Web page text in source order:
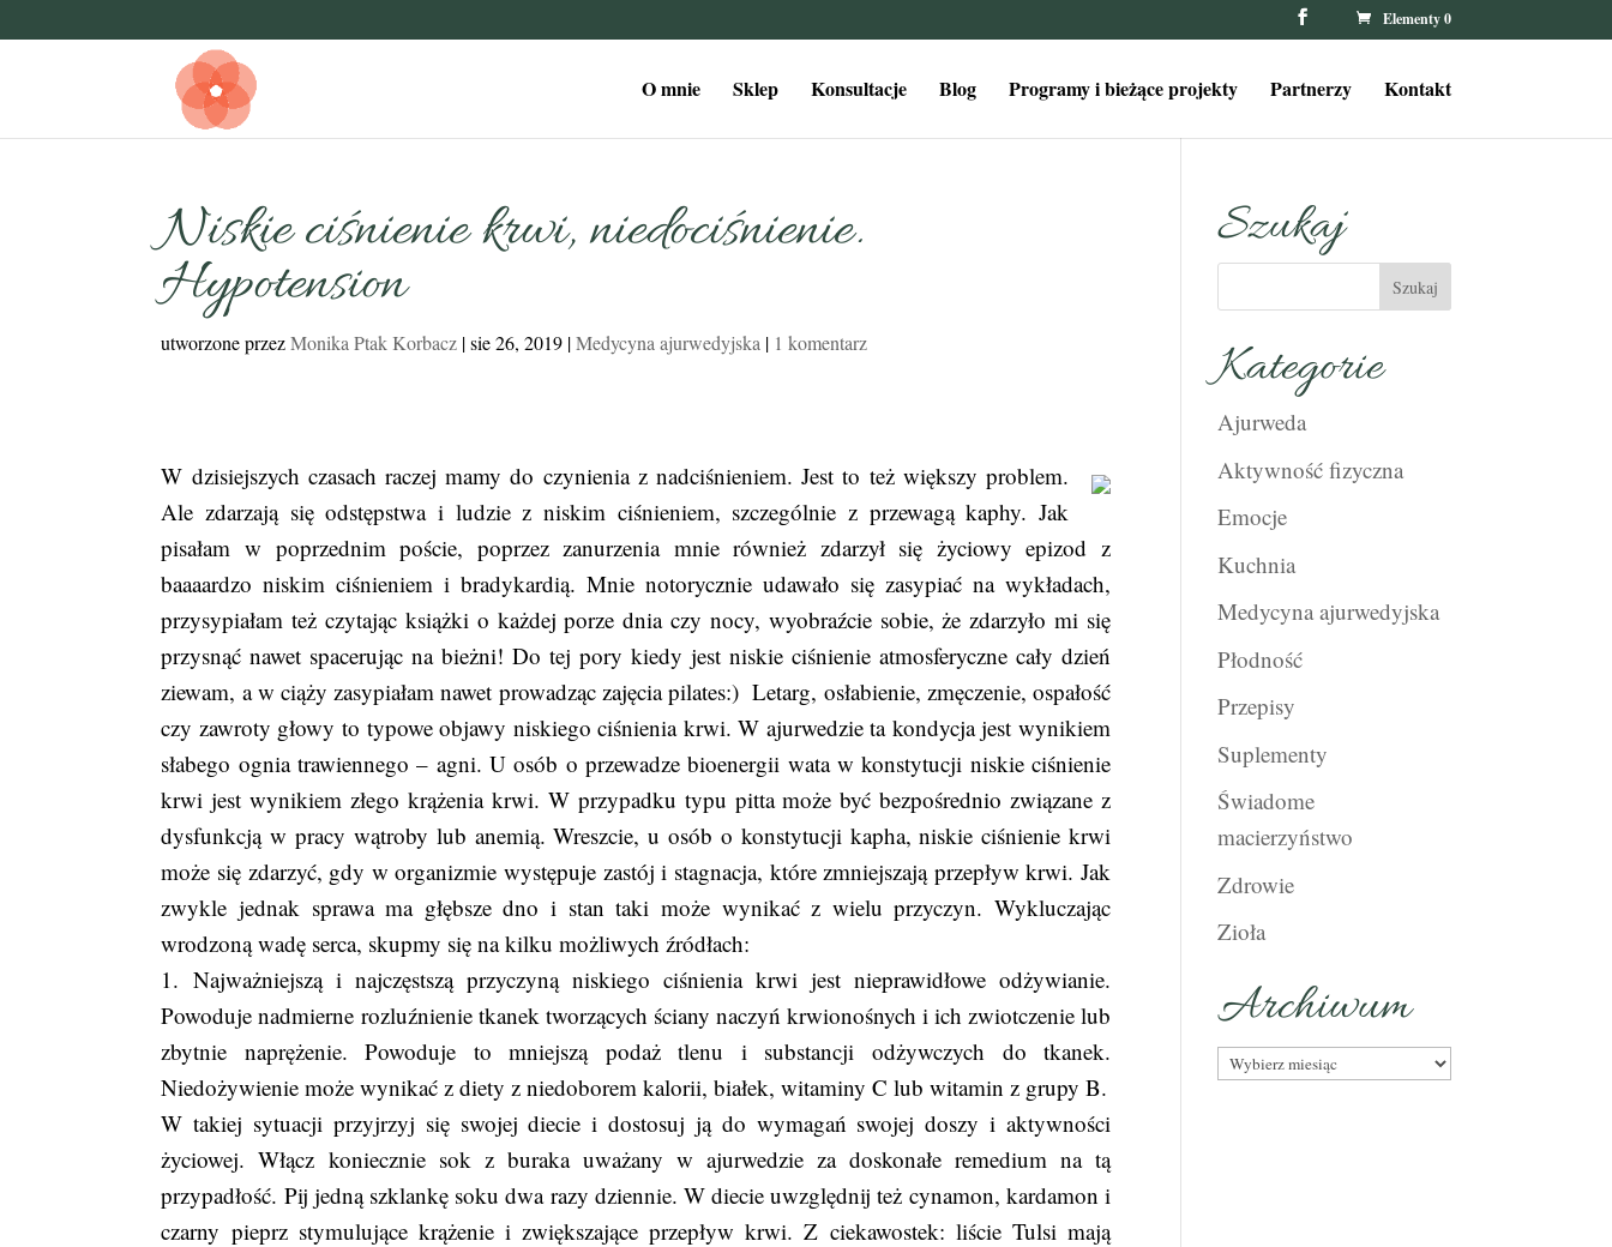
Elementy 0
O mnie Sklep Konsultacje Blog Programy i bieżące projekty Partnerzy Kontakt
Niskie ciśnienie krwi, niedociśnienie.
Hypotension
utworzone przezMonika Ptak Korbacz |sie 26, 2019 |Medycyna ajurwedyjska | 1 komentarz
W dzisiejszych czasach raczej mamy do czynienia z nadciśnieniem. Jest to też większy problem.
Ale zdarzają się odstępstwa i ludzie z niskim ciśnieniem, szczególnie z przewagą kaphy. Jak
pisałam w poprzednim poście, poprzez zanurzenia mnie również zdarzył się życiowy epizod z
baaaardzo niskim ciśnieniem i bradykardią. Mnie notorycznie udawało się zasypiać na wykładach,
przysypiałam też czytając książki o każdej porze dnia czy nocy, wyobraźcie sobie, że zdarzyło mi się
przysnąć nawet spacerując na bieżni! Do tej pory kiedy jest niskie ciśnienie atmosferyczne cały dzień
ziewam, a w ciąży zasypiałam nawet prowadząc zajęcia pilates:) Letarg, osłabienie, zmęczenie, ospałość
czy zawroty głowy to typowe objawy niskiego ciśnienia krwi. W ajurwedzie ta kondycja jest wynikiem
słabego ognia trawiennego – agni. U osób o przewadze bioenergii wata w konstytucji niskie ciśnienie
krwi jest wynikiem złego krążenia krwi. W przypadku typu pitta może być bezpośrednio związane z
dysfunkcją w pracy wątroby lub anemią. Wreszcie, u osób o konstytucji kapha, niskie ciśnienie krwi
może się zdarzyć, gdy w organizmie występuje zastój i stagnacja, które zmniejszają przepływ krwi. Jak
zwykle jednak sprawa ma głębsze dno i stan taki może wynikać z wielu przyczyn. Wykluczając
wrodzoną wadę serca, skupmy się na kilku możliwych źródłach:
1. Najważniejszą i najczęstszą przyczyną niskiego ciśnienia krwi jest nieprawidłowe odżywianie.
Powoduje nadmierne rozluźnienie tkanek tworzących ściany naczyń krwionośnych i ich zwiotczenie lub
zbytnie naprężenie. Powoduje to mniejszą podaż tlenu i substancji odżywczych do tkanek.
Niedożywienie może wynikać z diety z niedoborem kalorii, białek, witaminy C lub witamin z grupy B.
W takiej sytuacji przyjrzyj się swojej diecie i dostosuj ją do wymagań swojej doszy i aktywności
życiowej. Włącz koniecznie sok z buraka uważany w ajurwedzie za doskonałe remedium na tą
przypadłość. Pij jedną szklankę soku dwa razy dziennie. W diecie uwzględnij też cynamon, kardamon i
czarny pieprz stymulujące krążenie i zwiększające przepływ krwi. Z ciekawostek: liście Tulsi mają
Szukaj
Kategorie
Ajurweda
Aktywność fizyczna
Emocje
Kuchnia
Medycyna ajurwedyjska
Płodność
Przepisy
Suplementy
Świadome
macierzyństwo
Zdrowie
Zioła
Archiwum
Archiwum